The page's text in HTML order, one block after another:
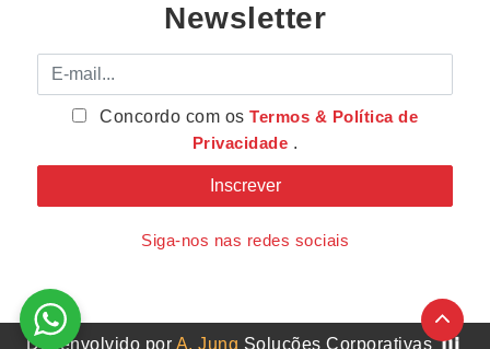
Newsletter
E-mail
Concordo com osTermos & Política de
Privacidade .
Siga-nos nas redes sociais
Desenvolvido por A. Jung Soluções Corporativas